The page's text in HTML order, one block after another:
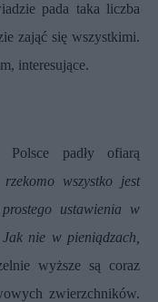
pada taka liczba
zająć się wszystkimi.
interesujące.
padły ofiarą
wszystko jest
ustawienia w
nie w pieniądzach,
wyższe są coraz
zwierzchników.